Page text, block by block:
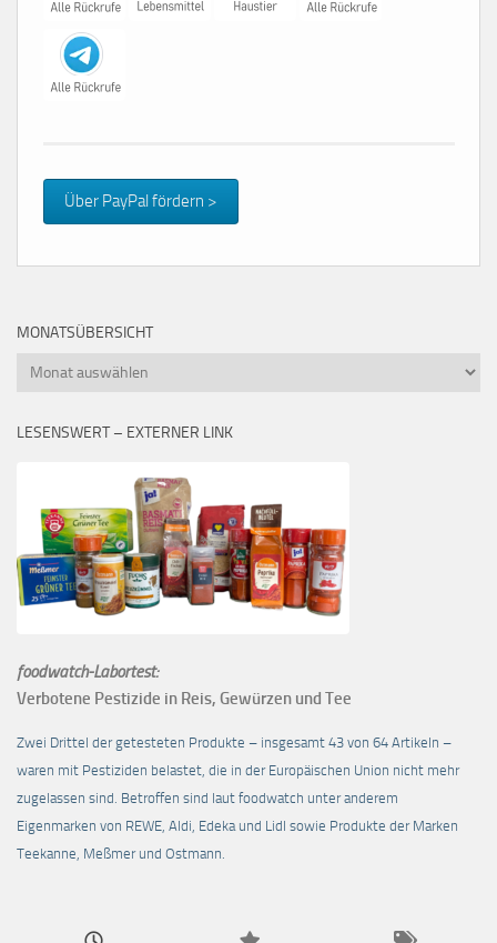
Über PayPal fördern >
MONATSÜBERSICHT
Monatsübersicht
LESENSWERT – EXTERNER LINK
foodwatch-Labortest:
Verbotene Pestizide in Reis, Gewürzen und Tee
Zwei Drittel der getesteten Produkte – insgesamt 43 von 64 Artikeln –
waren mit Pestiziden belastet, die in der Europäischen Union nicht mehr
zugelassen sind. Betroffen sind laut foodwatch unter anderem
Eigenmarken von REWE, Aldi, Edeka und Lidl sowie Produkte der Marken
Teekanne, Meßmer und Ostmann.